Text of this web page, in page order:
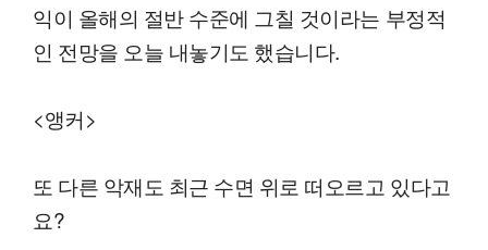
익이 올해의 절반 수준에 그칠 것이라는 부정적
인 전망을 오늘 내놓기도 했습니다.
<앵커>
또 다른 악재도 최근 수면 위로 떠오르고 있다고
요?